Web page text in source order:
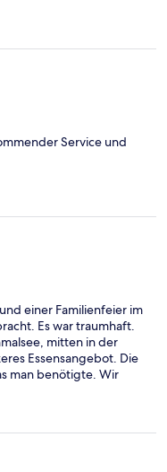
Service und
einer Familienfeier im
Es war traumhaft.
mitten in der
Essensangebot. Die
man benötigte. Wir